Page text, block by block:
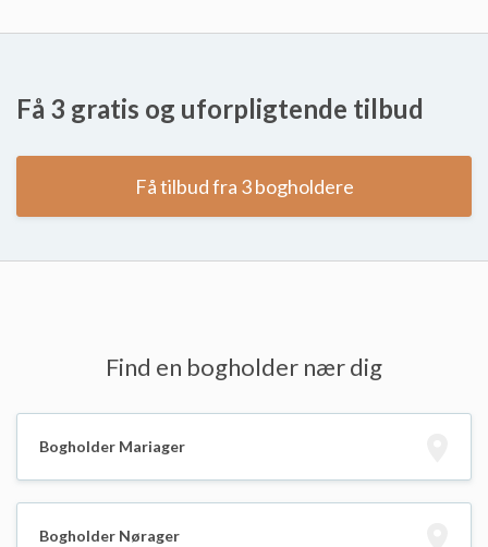
Få 3 gratis og uforpligtende tilbud
Få tilbud fra 3 bogholdere
Find en bogholder nær dig
Bogholder Mariager
Bogholder Nørager